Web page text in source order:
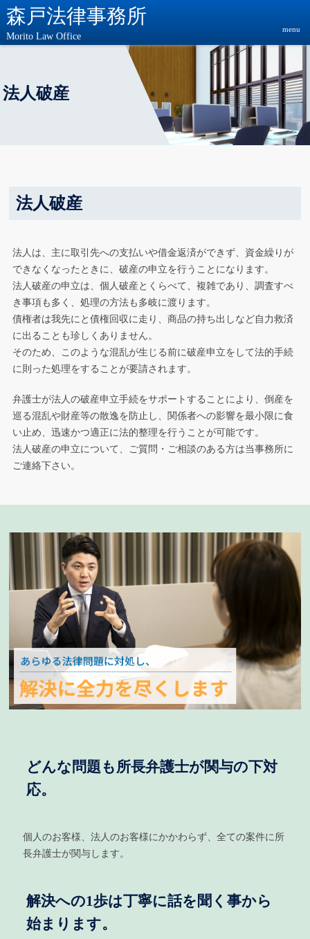
森戸法律事務所
Morito Law Office
menu
法人破産
法人破産
法人は、主に取引先への支払いや借金返済ができず、資金繰りが
できなくなったときに、破産の申立を行うことになります。
法人破産の申立は、個人破産とくらべて、複雑であり、調査すべ
き事項も多く、処理の方法も多岐に渡ります。
債権者は我先にと債権回収に走り、商品の持ち出しなど自力救済
に出ることも珍しくありません。
そのため、このような混乱が生じる前に破産申立をして法的手続
に則った処理をすることが要請されます。
弁護士が法人の破産申立手続をサポートすることにより、倒産を
巡る混乱や財産等の散逸を防止し、関係者への影響を最小限に食
い止め、迅速かつ適正に法的整理を行うことが可能です。
法人破産の申立について、ご質問・ご相談のある方は当事務所に
ご連絡下さい。
どんな問題も所長弁護士が関与の下対
応。
個人のお客様、法人のお客様にかかわらず、全ての案件に所
長弁護士が関与します。
解決への1歩は丁寧に話を聞く事から
始まります。